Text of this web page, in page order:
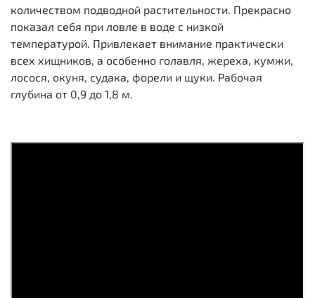
количеством подводной растительности. Прекрасно
показал себя при ловле в воде с низкой
температурой. Привлекает внимание практически
всех хищников, а особенно голавля, жереха, кумжи,
лосося, окуня, судака, форели и щуки. Рабочая
глубина от 0,9 до 1,8 м.